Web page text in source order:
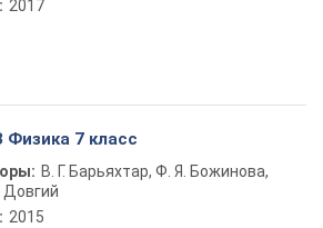
2017
Физика 7 класс
В. Г. Барьяхтар, Ф. Я. Божинова,
Довгий
2015